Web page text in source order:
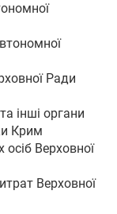
Ради
інші органи
Крим
Верховної
Верховної